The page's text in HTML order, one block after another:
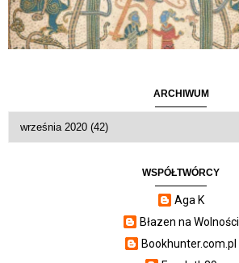
ARCHIWUM
WSPÓŁTWÓRCY
Aga K
Błazen na Wolności
Bookhunter.com.pl